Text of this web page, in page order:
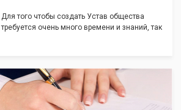
Для того чтобы создать Устав общества
требуется очень много времени и знаний, так
Наша компания предоставит вам свой
уникальный Устав Общества, который
подойдет для любой компании. Устав,
сделанный нашими профессиональными